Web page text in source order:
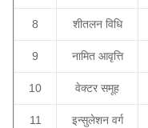
8 शीतलन विधि
9 नामित आवृत्ति
10 वेक्टर समूह
11 इन्सुलेशन वर्ग